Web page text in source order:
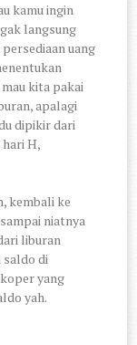
kamu ingin
langsung
uang
kita pakai
apalagi
dipikir dari
H,
kembali ke
niatnya
liburan
di
yang
yah.